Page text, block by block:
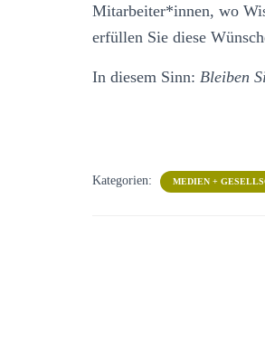
Mitarbeiter*innen, wo
erfüllen Sie diese
In diesem Sinn: Bleiben
Kategorien: MEDIEN +